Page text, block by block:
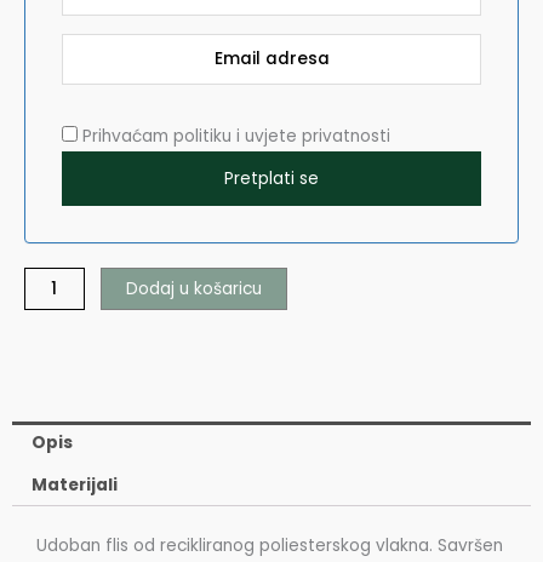
Prihvaćam politiku i uvjete privatnosti
Dodaj u košaricu
Opis
Materijali
Udoban flis od recikliranog poliesterskog vlakna. Savršen